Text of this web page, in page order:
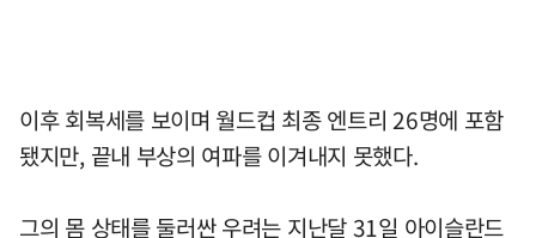
이후 회복세를 보이며 월드컵 최종 엔트리 26명에 포함
됐지만, 끝내 부상의 여파를 이겨내지 못했다.
그의 몸 상태를 둘러싼 우려는 지난달 31일 아이슬란드